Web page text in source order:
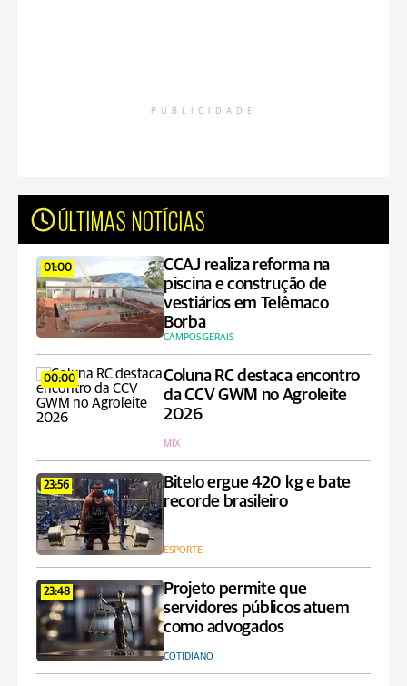
PUBLICIDADE
ÚLTIMAS NOTÍCIAS
01:00
CCAJ realiza reforma na
piscina e construção de
vestiários em Telêmaco
Borba
CAMPOS GERAIS
00:00
Coluna RC destaca encontro
da CCV GWM no Agroleite
2026
MIX
23:56
Bitelo ergue 420 kg e bate
recorde brasileiro
ESPORTE
23:48
Projeto permite que
servidores públicos atuem
como advogados
COTIDIANO